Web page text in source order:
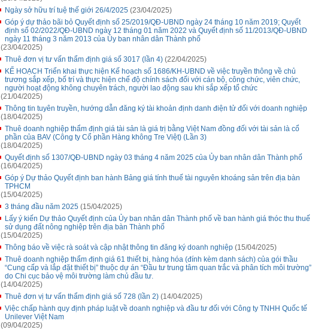
Ngày sở hữu trí tuệ thế giới 26/4/2025 (23/04/2025)
Góp ý dự thảo bãi bỏ Quyết định số 25/2019/QĐ-UBND ngày 24 tháng 10 năm 2019; Quyết
định số 02/2022/QĐ-UBND ngày 12 tháng 01 năm 2022 và Quyết định số 11/2013/QĐ-UBND
ngày 11 tháng 3 năm 2013 của Ủy ban nhân dân Thành phố
(23/04/2025)
Thuê đơn vị tư vấn thẩm định giá số 3017 (lần 4) (22/04/2025)
KẾ HOẠCH Triển khai thực hiện Kế hoạch số 1686/KH-UBND về việc truyền thông về chủ
trương sắp xếp, bố trí và thực hiện chế độ chính sách đối với cán bộ, công chức, viên chức,
người hoạt động không chuyên trách, người lao động sau khi sắp xếp tổ chức
(21/04/2025)
Thông tin tuyên truyền, hướng dẫn đăng ký tài khoản định danh điện tử đối với doanh nghiệp
(18/04/2025)
Thuê doanh nghiệp thẩm định giá tài sản là giá trị bằng Việt Nam đồng đối với tài sản là cổ
phần của BAV (Công ty Cổ phần Hàng không Tre Việt) (Lần 3)
(18/04/2025)
Quyết định số 1307/QĐ-UBND ngày 03 tháng 4 năm 2025 của Ủy ban nhân dân Thành phố
(16/04/2025)
Góp ý Dự thảo Quyết định ban hành Bảng giá tính thuế tài nguyên khoáng sản trên địa bàn
TPHCM
(15/04/2025)
3 tháng đầu năm 2025 (15/04/2025)
Lấy ý kiến Dự thảo Quyết định của Ủy ban nhân dân Thành phố về ban hành giá thóc thu thuế
sử dụng đất nông nghiệp trên địa bàn Thành phố
(15/04/2025)
Thông báo về việc rà soát và cập nhật thông tin đăng ký doanh nghiệp (15/04/2025)
Thuê doanh nghiệp thẩm định giá 61 thiết bị, hàng hóa (đính kèm danh sách) của gói thầu
“Cung cấp và lắp đặt thiết bị” thuộc dự án “Đầu tư trung tâm quan trắc và phân tích môi trường”
do Chi cục bảo vệ môi trường làm chủ đầu tư.
(14/04/2025)
Thuê đơn vị tư vấn thẩm định giá số 728 (lần 2) (14/04/2025)
Việc chấp hành quy định pháp luật về doanh nghiệp và đầu tư đối với Công ty TNHH Quốc tế
Unilever Việt Nam
(09/04/2025)